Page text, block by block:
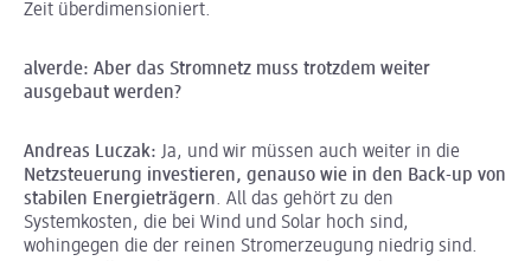
Zeit überdimensioniert.
alverde: Aber das Stromnetz muss trotzdem weiter
ausgebaut werden?
Andreas Luczak: Ja, und wir müssen auch weiter in die
Netzsteuerung investieren, genauso wie in den Back-up von
stabilen Energieträgern. All das gehört zu den
Systemkosten, die bei Wind und Solar hoch sind,
wohingegen die der reinen Stromerzeugung niedrig sind.